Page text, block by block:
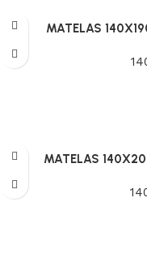
MATELAS
MATELAS